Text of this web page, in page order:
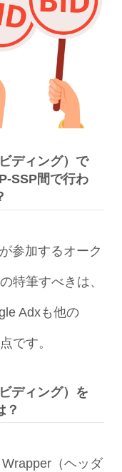
ディング）で
SSP間で行わ
参加するオーク
特筆すべきは、
Adxも他の
です。
ディング）を
？
（ヘッダ